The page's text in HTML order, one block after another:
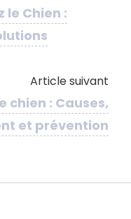
le Chien :
Article suivant
chien : Causes,
et prévention